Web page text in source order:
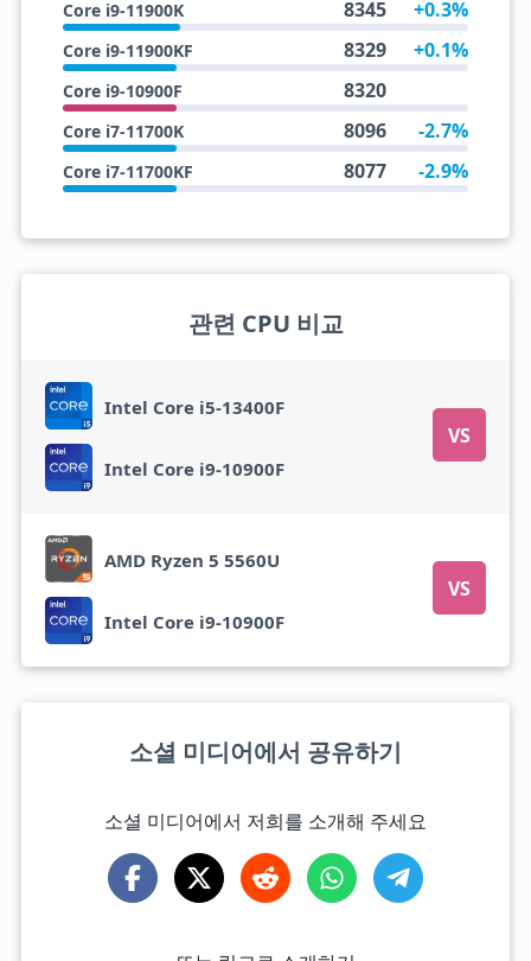
Core i9-11900K 8345 +0.3%
Core i9-11900KF 8329 +0.1%
Core i9-10900F 8320
Core i7-11700K 8096 -2.7%
Core i7-11700KF 8077 -2.9%
관련 CPU 비교
Intel Core i5-13400F
VS
Intel Core i9-10900F
AMD Ryzen 5 5560U
VS
Intel Core i9-10900F
소셜 미디어에서 공유하기
소셜 미디어에서 저희를 소개해 주세요